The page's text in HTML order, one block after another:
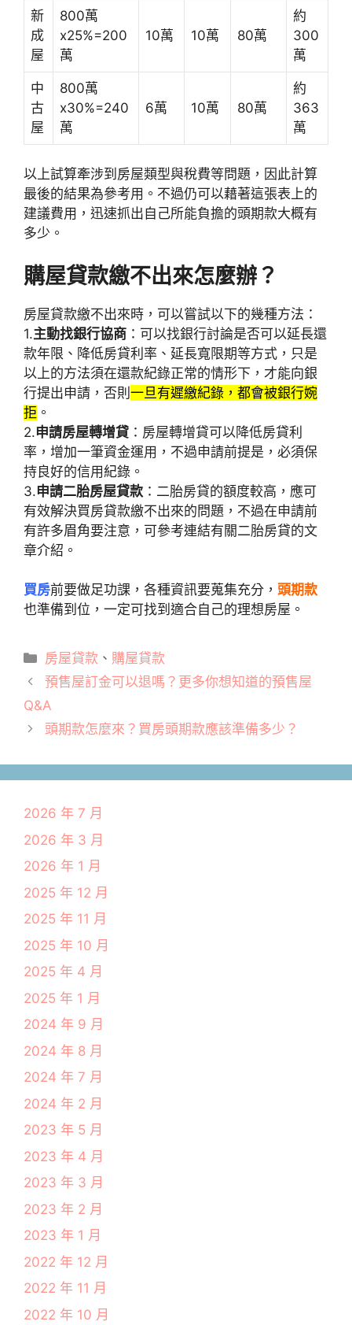
新
成
屋
800萬
x25%=200
萬
10萬 10萬 80萬
約
300
萬
中
古
屋
800萬
x30%=240
萬
6萬 10萬 80萬
約
363
萬
以上試算牽涉到房屋類型與稅費等問題，因此計算
最後的結果為參考用。不過仍可以藉著這張表上的
建議費用，迅速抓出自己所能負擔的頭期款大概有
多少。
購屋貸款繳不出來怎麼辦？
房屋貸款繳不出來時，可以嘗試以下的幾種方法：
1.主動找銀行協商 ：可以找銀行討論是否可以延長還
款年限、降低房貸利率、延長寬限期等方式，只是
以上的方法須在還款紀錄正常的情形下，才能向銀
行提出申請，否則 一旦有遲繳紀錄，都會被銀行婉
拒 。
2.申請房屋轉增貸 ：房屋轉增貸可以降低房貸利
率，增加一筆資金運用，不過申請前提是，必須保
持良好的信用紀錄。
3.申請二胎房屋貸款 ：二胎房貸的額度較高，應可
有效解決買房貸款繳不出來的問題，不過在申請前
有許多眉角要注意，可參考連結有關二胎房貸的文
章介紹。
買房前要做足功課，各種資訊要蒐集充分， 頭期款
也準備到位，一定可找到適合自己的理想房屋。
分
類
房屋貸款 、 購屋貸款
預售屋訂金可以退嗎？更多你想知道的預售屋
Q&A
頭期款怎麼來？買房頭期款應該準備多少？
2026 年 7 月
2026 年 3 月
2026 年 1 月
2025 年 12 月
2025 年 11 月
2025 年 10 月
2025 年 4 月
2025 年 1 月
2024 年 9 月
2024 年 8 月
2024 年 7 月
2024 年 2 月
2023 年 5 月
2023 年 4 月
2023 年 3 月
2023 年 2 月
2023 年 1 月
2022 年 12 月
2022 年 11 月
2022 年 10 月